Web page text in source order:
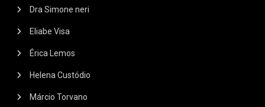
Dra Simone neri
Eliabe Visa
Érica Lemos
Helena Custódio
Márcio Torvano